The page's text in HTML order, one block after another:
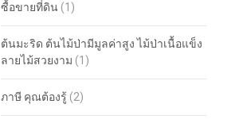
ซื้อขายที่ดิน (1)
ต้นมะริด ต้นไม้ป่ามีมูลค่าสูง ไม้ป่าเนื้อแข็ง
ลายไม้สวยงาม (1)
ภาษี คุณต้องรู้ (2)